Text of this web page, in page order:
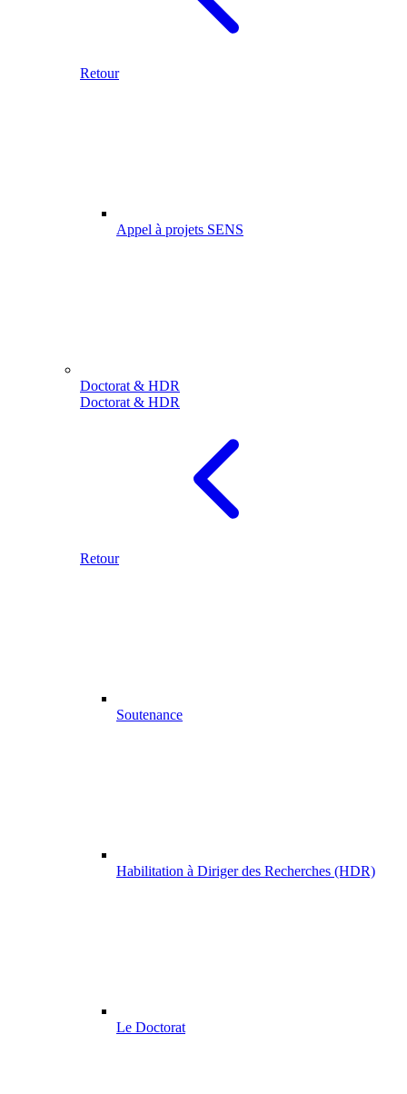
Retour
Appel à projets SENS
Doctorat & HDR
Doctorat & HDR
Retour
Soutenance
Habilitation à Diriger des Recherches (HDR)
Le Doctorat